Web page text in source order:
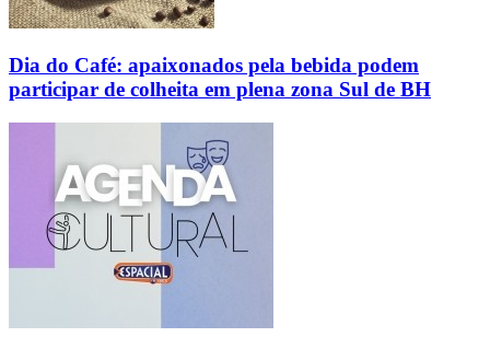
Dia do Café: apaixonados pela bebida podem
participar de colheita em plena zona Sul de BH